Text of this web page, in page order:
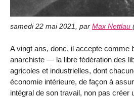
samedi 22 mai 2021, par Max Nettlau
A vingt ans, donc, il accepte comme
anarchiste — la libre fédération des
agricoles et industrielles, dont
économie intérieure, de façon à
intégral de son travail, non pas créer